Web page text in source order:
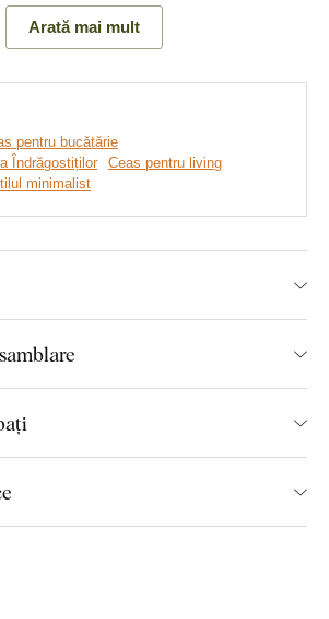
avantaje ale ceasului din
element decorativ elegant, cu un design
montaj pe perete, integrându-se perfect
mecanism silențios, care funcționează
luxos, ce oferă un aspect sofisticat și
face oricine:
metalic pentru o fixare ușoară pe
sunt incluse în pachet și trebuie
Arată mai mult
pentru bucătărie
Îndrăgostiților
Ceas pentru living
minimalist